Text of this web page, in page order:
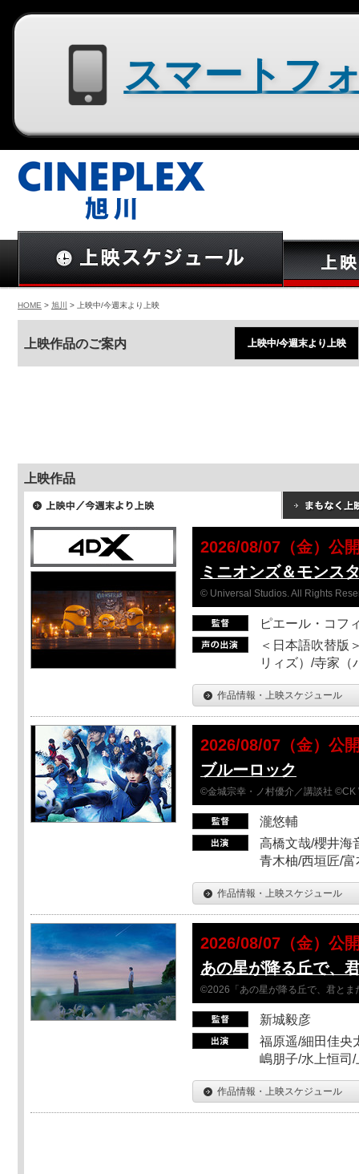
HOME > 旭川 > 上映中/今週末より上映
上映作品のご案内 上映中/今週末より上映
上映作品
2026/08/07（金）公
ミニオンズ＆モンス
© Universal Studios. All Rights
ピエール・コフ
＜日本語吹替版
リィズ）/寺家（
作品情報・上映スケジュール
2026/08/07（金）公
ブルーロック
©金城宗幸・ノ村優介／講談社 ©CK
瀧悠輔
高橋文哉/櫻井海
青木柚/西垣匠/
作品情報・上映スケジュール
2026/08/07（金）公
あの星が降る丘で、
©2026「あの星が降る丘で、君とま
新城毅彦
福原遥/細田佳央
嶋朋子/水上恒司
作品情報・上映スケジュール